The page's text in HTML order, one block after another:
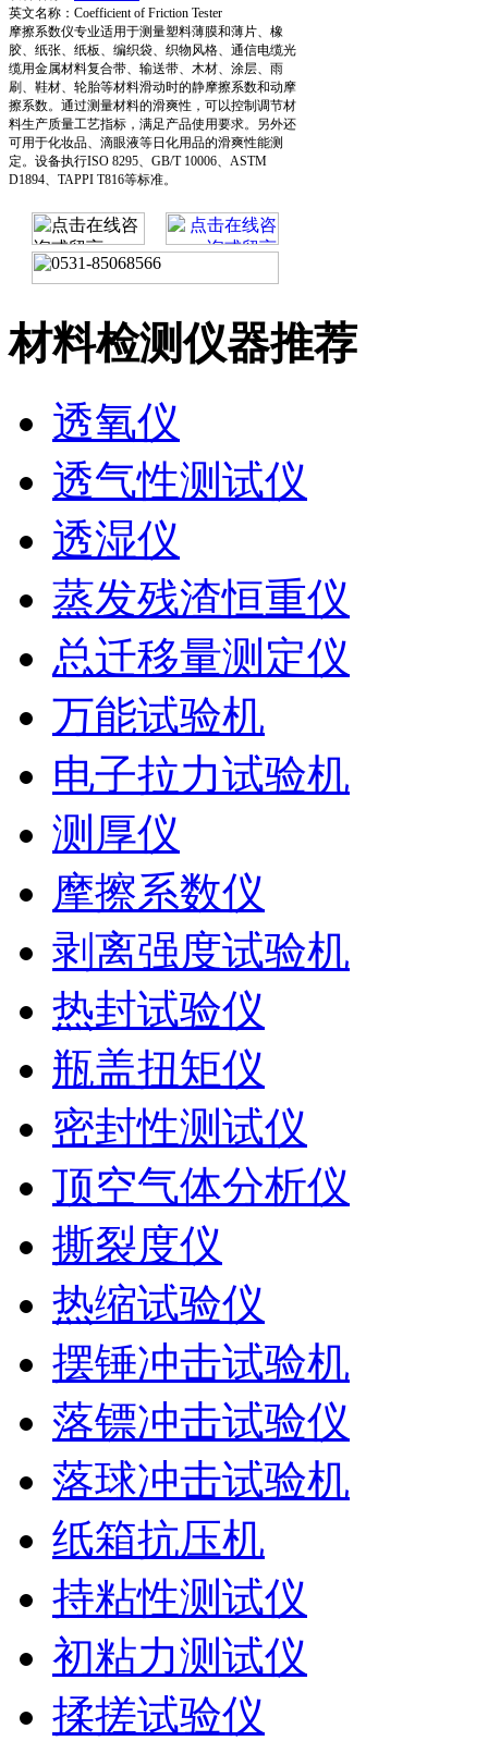
英文名称：Coefficient of Friction Tester
摩擦系数仪专业适用于测量塑料薄膜和薄片、橡
胶、纸张、纸板、编织袋、织物风格、通信电缆光
缆用金属材料复合带、输送带、木材、涂层、雨
刷、鞋材、轮胎等材料滑动时的静摩擦系数和动摩
擦系数。通过测量材料的滑爽性，可以控制调节材
料生产质量工艺指标，满足产品使用要求。另外还
可用于化妆品、滴眼液等日化用品的滑爽性能测
定。设备执行ISO 8295、GB/T 10006、ASTM
D1894、TAPPI T816等标准。
材料检测仪器推荐
透氧仪
透气性测试仪
透湿仪
蒸发残渣恒重仪
总迁移量测定仪
万能试验机
电子拉力试验机
测厚仪
摩擦系数仪
剥离强度试验机
热封试验仪
瓶盖扭矩仪
密封性测试仪
顶空气体分析仪
撕裂度仪
热缩试验仪
摆锤冲击试验机
落镖冲击试验仪
落球冲击试验机
纸箱抗压机
持粘性测试仪
初粘力测试仪
揉搓试验仪